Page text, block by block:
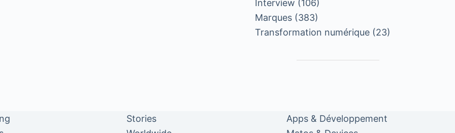
Interview (106)
Marques (383)
Transformation numérique (23)
Stories
Apps & Développement